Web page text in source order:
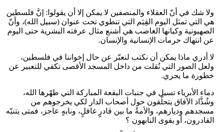
ولا شك في أنّ العقلاء والمنصفين لا يمكن إلا أن يقولوا: إنَّ فلسطين
هي التي تمثل اليوم القِيَم التي تنطوي تحت عنوان (سبيل الله)، وأنّ
الصهيونية وكيانها الغاصب هي أشنع مثال عرفته البشرية حتى اليوم
عن انتهاك حرمات الإنسانية والإنسان.
لا أدري ماذا يمكن أن نكتب لنعبّر عن حال إخواننا في فلسطين،
ولعل الصور التي نُقلت من داخل المسجد الأقصى تكفي للتعبير عن
خطورة ما يجري.
دماء الأبرياء تسيل في جنبات البقعة المباركة التي طهّرها الله،
وشُذَّاذ الآفاق يتحلّقون حول أصحاب الدار لكي يخرجوهم من
مسجدهم وديارهم، والأمةُ ما بين قادرٍ غافلٍ، ونابهٍ عاجز، فمتى يتنبّه
القادرون، أو يقوى النابهون ؟